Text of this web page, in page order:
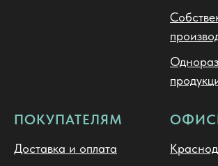
ПОКУПАТЕЛЯМ
Доставка и оплата